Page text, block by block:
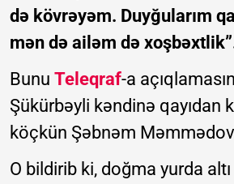
də kövrəyəm. Duyğularım
mən də ailəm də
Bunu Teleqraf-a
Şükürbəyli kəndinə qayıdan
köçkün Şəbnəm
O bildirib ki, doğma yurda